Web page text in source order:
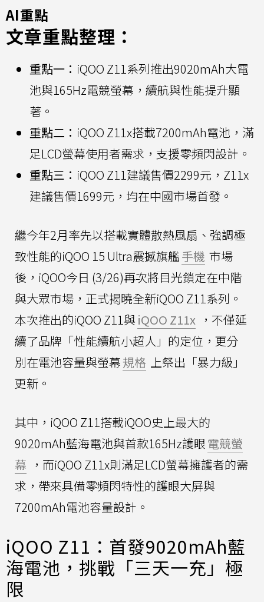
AI重點
文章重點整理：
重點一： iQOO Z11系列推出9020mAh大電
池與165Hz電競螢幕，續航與性能提升顯
著。
重點二： iQOO Z11x搭載7200mAh電池，滿
足LCD螢幕使用者需求，支援零頻閃設計。
重點三： iQOO Z11建議售價2299元，Z11x
建議售價1699元，均在中國市場首發。
繼今年2月率先以搭載實體散熱風扇、強調極
致性能的iQOO 15 Ultra震撼旗艦手機 市場
後，iQOO今日 (3/26)再次將目光鎖定在中階
與大眾市場，正式揭曉全新iQOO Z11系列。
本次推出的iQOO Z11與 iQOO Z11x ，不僅延
續了品牌「性能續航小超人」的定位，更分
別在電池容量與螢幕規格 上祭出「暴力級」
更新。
其中，iQOO Z11搭載iQOO史上最大的
9020mAh藍海電池與首款165Hz護眼電競螢
幕 ，而iQOO Z11x則滿足LCD螢幕擁護者的需
求，帶來具備零頻閃特性的護眼大屏與
7200mAh電池容量設計。
iQOO Z11：首發9020mAh藍
海電池，挑戰「三天一充」極
限